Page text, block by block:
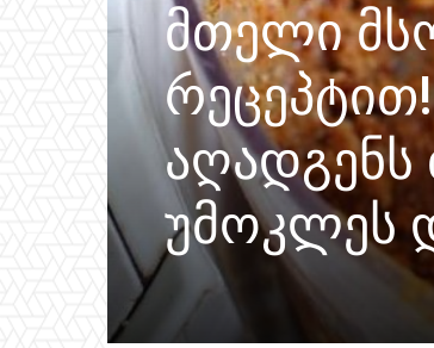
მთელი
აღადგენს
უმოკლეს